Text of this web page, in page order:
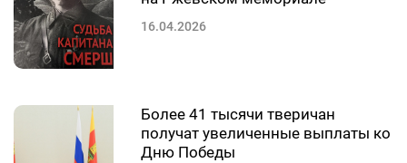
16.04.2026
Более 41 тысячи тверичан
получат увеличенные выплаты ко
Дню Победы